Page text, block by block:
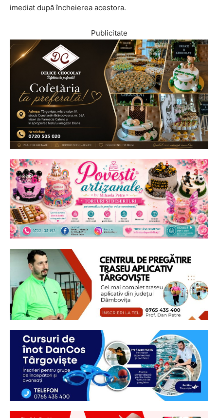
imediat după încheierea acestora.
Publicitate